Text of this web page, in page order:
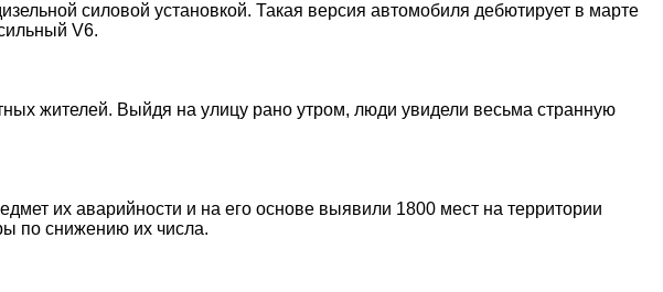
силовой установкой. Такая версия автомобиля дебютирует в марте
V6.
жителей. Выйдя на улицу рано утром, люди увидели весьма странную
их аварийности и на его основе выявили 1800 мест на территории
по снижению их числа.